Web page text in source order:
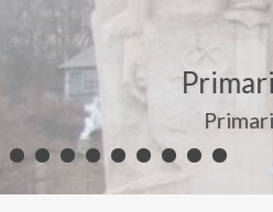
Soroca
Soroca